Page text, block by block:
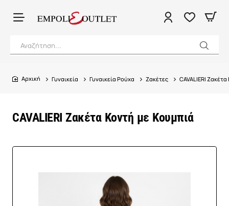
Αναζήτηση...
CAVALIERI Ζακέτα Κοντή με Κουμπιά
home
Γυναικεία Γυναικεία Ρούχα Ζακέτες CAVALIERI